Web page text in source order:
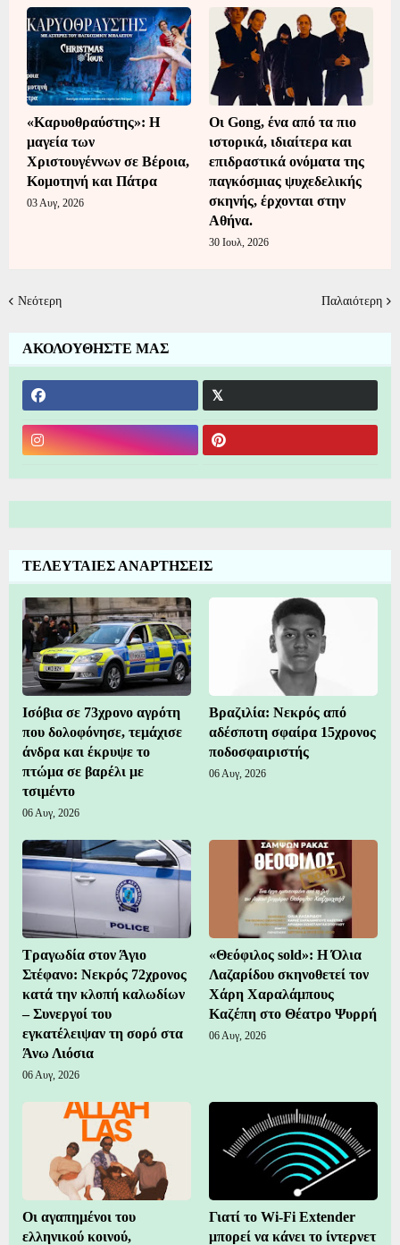
«Καρυοθραύστης»: Η
μαγεία των
Χριστουγέννων σε Βέροια,
Κομοτηνή και Πάτρα
03 Αυγ, 2026
Οι Gong, ένα από τα πιο
ιστορικά, ιδιαίτερα και
επιδραστικά ονόματα της
παγκόσμιας ψυχεδελικής
σκηνής, έρχονται στην
Αθήνα.
30 Ιουλ, 2026
Νεότερη Παλαιότερη
ΑΚΟΛΟΥΘΗΣΤΕ ΜΑΣ
ΤΕΛΕΥΤΑΙΕΣ ΑΝΑΡΤΗΣΕΙΣ
Ισόβια σε 73χρονο αγρότη
που δολοφόνησε, τεμάχισε
άνδρα και έκρυψε το
πτώμα σε βαρέλι με
τσιμέντο
06 Αυγ, 2026
Βραζιλία: Νεκρός από
αδέσποτη σφαίρα 15χρονος
ποδοσφαιριστής
06 Αυγ, 2026
Τραγωδία στον Άγιο
Στέφανο: Νεκρός 72χρονος
κατά την κλοπή καλωδίων
– Συνεργοί του
εγκατέλειψαν τη σορό στα
Άνω Λιόσια
06 Αυγ, 2026
«Θεόφιλος sold»: Η Όλια
Λαζαρίδου σκηνοθετεί τον
Χάρη Χαραλάμπους
Καζέπη στο Θέατρο Ψυρρή
06 Αυγ, 2026
Οι αγαπημένοι του
ελληνικού κοινού,
Γιατί το Wi-Fi Extender
μπορεί να κάνει το ίντερνετ